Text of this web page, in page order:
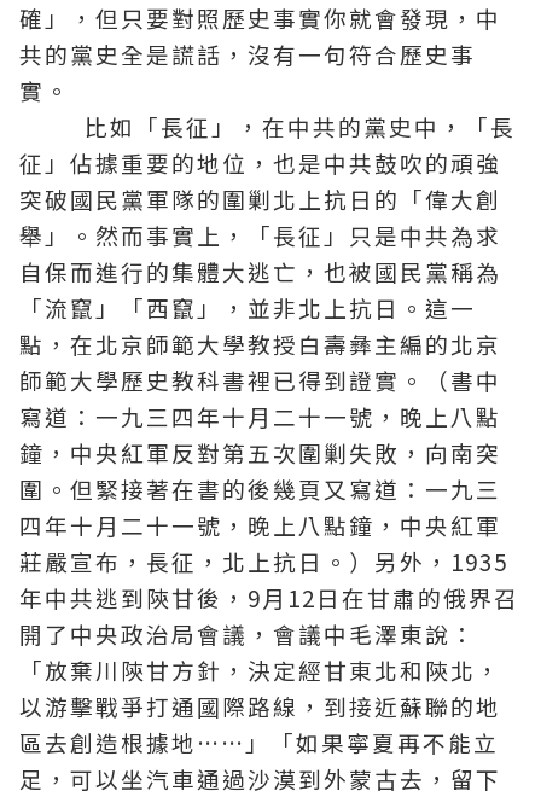
確」，但只要對照歷史事實你就會發現，中
共的黨史全是謊話，沒有一句符合歷史事
實。
比如「長征」，在中共的黨史中，「長
征」佔據重要的地位，也是中共鼓吹的頑強
突破國民黨軍隊的圍剿北上抗日的「偉大創
舉」。然而事實上，「長征」只是中共為求
自保而進行的集體大逃亡，也被國民黨稱為
「流竄」「西竄」，並非北上抗日。這一
點，在北京師範大學教授白壽彝主編的北京
師範大學歷史教科書裡已得到證實。（書中
寫道：一九三四年十月二十一號，晚上八點
鐘，中央紅軍反對第五次圍剿失敗，向南突
圍。但緊接著在書的後幾頁又寫道：一九三
四年十月二十一號，晚上八點鐘，中央紅軍
莊嚴宣布，長征，北上抗日。）另外，1935
年中共逃到陝甘後，9月12日在甘肅的俄界召
開了中央政治局會議，會議中毛澤東說：
「放棄川陝甘方針，決定經甘東北和陝北，
以游擊戰爭打通國際路線，到接近蘇聯的地
區去創造根據地……」「如果寧夏再不能立
足，可以坐汽車通過沙漠到外蒙古去，留下